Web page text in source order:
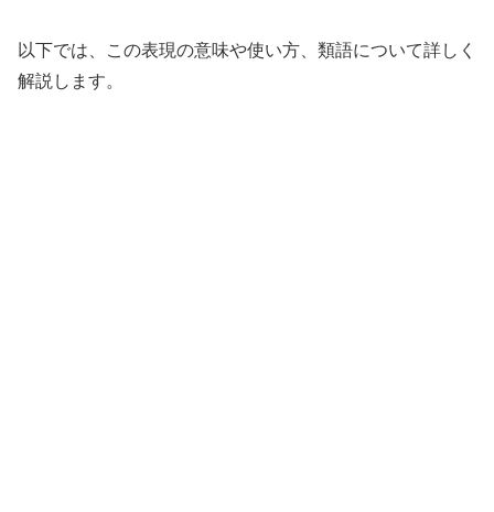
以下では、この表現の意味や使い方、類語について詳しく
解説します。